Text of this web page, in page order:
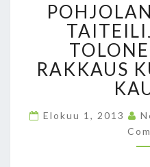
RAKKAUS
Elokuu 1, 2013